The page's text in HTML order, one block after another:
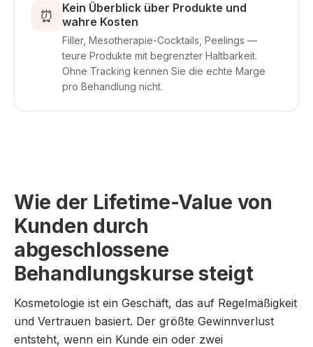
⏰
Kein Überblick über Produkte und
wahre Kosten
Filler, Mesotherapie-Cocktails, Peelings —
teure Produkte mit begrenzter Haltbarkeit.
Ohne Tracking kennen Sie die echte Marge
pro Behandlung nicht.
Wie der Lifetime-Value von
Kunden durch
abgeschlossene
Behandlungskurse steigt
Kosmetologie ist ein Geschäft, das auf Regelmäßigkeit
und Vertrauen basiert. Der größte Gewinnverlust
entsteht, wenn ein Kunde ein oder zwei